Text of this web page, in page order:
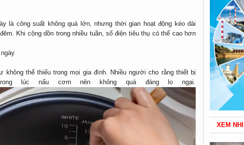
là công suất không quá lớn, nhưng thời gian hoạt động kéo dài
Khi cộng dồn trong nhiều tuần, số điện tiêu thụ có thể cao hơn
không thể thiếu trong mọi gia đình. Nhiều người cho rằng thiết bị
lúc nấu cơm nên không quá đáng lo ngại.
XEM